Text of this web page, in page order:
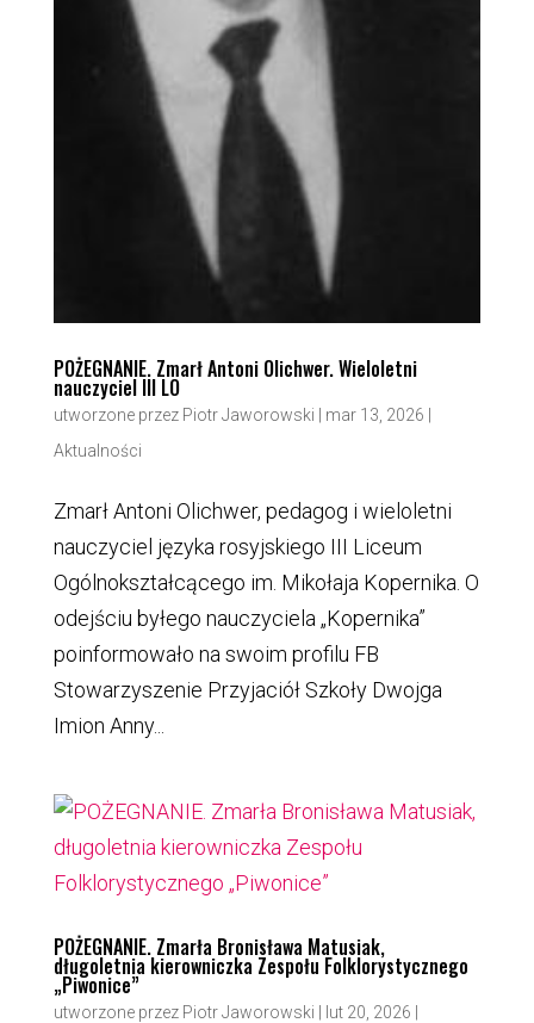
POŻEGNANIE. Zmarł Antoni Olichwer. Wieloletni
nauczyciel III LO
utworzone przez Piotr Jaworowski mar 13, 2026
Aktualności
Zmarł Antoni Olichwer, pedagog i wieloletni
nauczyciel języka rosyjskiego III Liceum
Ogólnokształcącego im. Mikołaja Kopernika. O
odejściu byłego nauczyciela „Kopernika”
poinformowało na swoim profilu FB
Stowarzyszenie Przyjaciół Szkoły Dwojga
Imion Anny...
POŻEGNANIE. Zmarła Bronisława Matusiak,
długoletnia kierowniczka Zespołu Folklorystycznego
„Piwonice”
utworzone przez Piotr Jaworowski lut 20, 2026